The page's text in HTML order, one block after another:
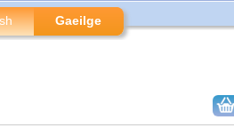
Gaeilge